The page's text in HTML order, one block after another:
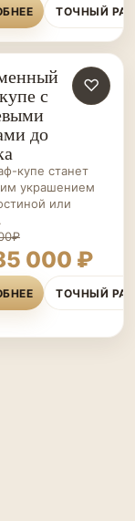
ТОЧНЫЙ
ЗАКАЗ
♡
с
до
купе станет
украшением
или
000 ₽
ТОЧНЫЙ